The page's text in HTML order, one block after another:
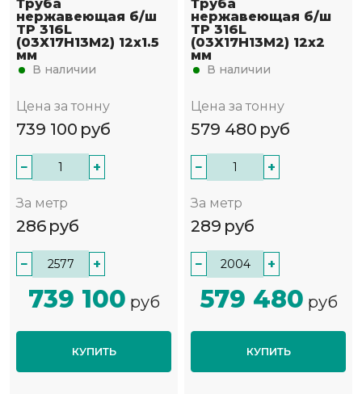
Труба
нержавеющая б/ш
TP 316L
(03Х17Н13М2) 12х1.5
мм
В наличии
Цена за тонну
739 100 руб
− +
За метр
286 руб
− +
739 100 руб
КУПИТЬ
Труба
нержавеющая б/ш
TP 316L
(03Х17Н13М2) 12х2
мм
В наличии
Цена за тонну
579 480 руб
− +
За метр
289 руб
− +
579 480 руб
КУПИТЬ